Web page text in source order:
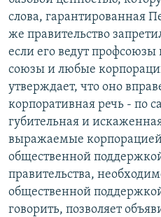
слова, гарантированная
же правительство
если его ведут
союзы и любые
утверждает, что оно
корпоративная речь - по
губительная и
выражаемые
общественной
правительства,
общественной
говорить, позволяет